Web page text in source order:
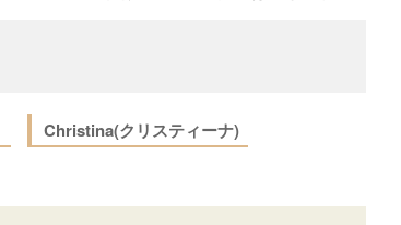
Christina(クリスティーナ)